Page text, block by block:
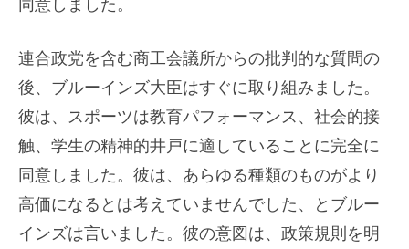
連合政党を含む商工会議所からの批判的な質問の
後、ブルーインズ大臣はすぐに取り組みました。
彼は、スポーツは教育パフォーマンス、社会的接
触、学生の精神的井戸に適していることに完全に
同意しました。彼は、あらゆる種類のものがより
高価になるとは考えていませんでした、とブルー
インズは言いました。彼の意図は、政策規則を明